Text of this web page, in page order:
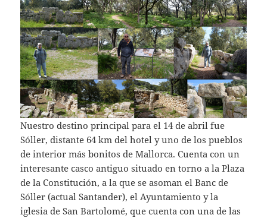
Nuestro destino principal para el 14 de abril fue
Sóller, distante 64 km del hotel y uno de los pueblos
de interior más bonitos de Mallorca. Cuenta con un
interesante casco antiguo situado en torno a la Plaza
de la Constitución, a la que se asoman el Banc de
Sóller (actual Santander), el Ayuntamiento y la
iglesia de San Bartolomé, que cuenta con una de las